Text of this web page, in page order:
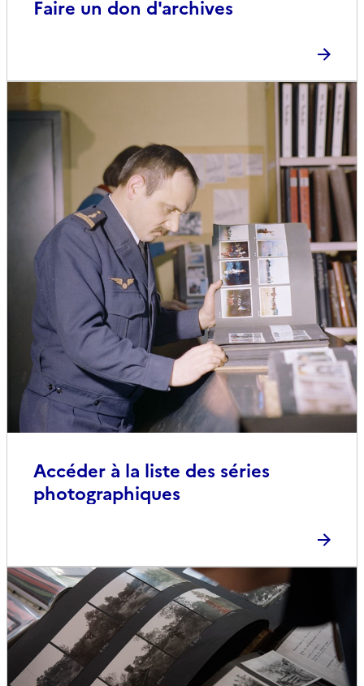
Faire un don d'archives
Accéder à la liste des séries
photographiques